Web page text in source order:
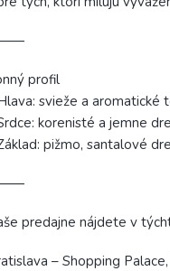
profil
svieže a aromatické
korenisté a jemne
pižmo, santalové
predajne nájdete v
– Shopping